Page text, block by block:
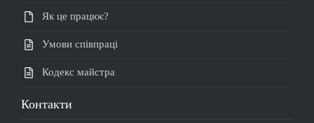
Як це працює?
Умови співпраці
Кодекс майстра
Контакти